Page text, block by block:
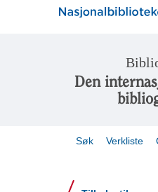
Den
Søk Verkliste